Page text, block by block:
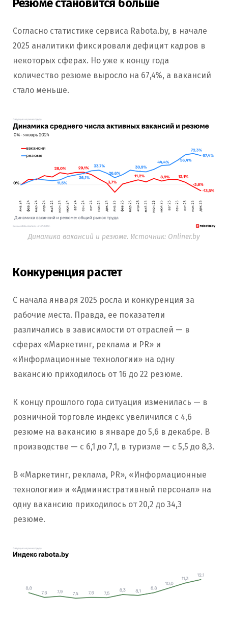
Резюме становится больше
Согласно статистике сервиса Rabota.by, в начале
2025 аналитики фиксировали дефицит кадров в
некоторых сферах. Но уже к концу года
количество резюме выросло на 67,4%, а вакансий
стало меньше.
Динамика вакансий и резюме. Источник: Onliner.by
Конкуренция растет
С начала января 2025 росла и конкуренция за
рабочие места. Правда, ее показатели
различались в зависимости от отраслей — в
сферах «Маркетинг, реклама и PR» и
«Информационные технологии» на одну
вакансию приходилось от 16 до 22 резюме.
К концу прошлого года ситуация изменилась — в
розничной торговле индекс увеличился с 4,6
резюме на вакансию в январе до 5,6 в декабре. В
производстве — с 6,1 до 7,1, в туризме — с 5,5 до 8,3.
В «Маркетинг, реклама, PR», «Информационные
технологии» и «Административный персонал» на
одну вакансию приходилось от 20,2 до 34,3
резюме.